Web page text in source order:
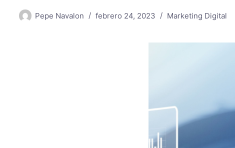
Pepe Navalon febrero 24, 2023 Marketing Digital